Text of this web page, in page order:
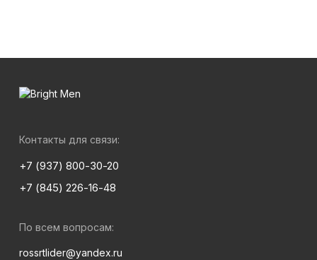
Контакты для связи:
+7 (937) 800-30-20
+7 (845) 226-16-48
По всем вопросам:
rossrtlider@yandex.ru